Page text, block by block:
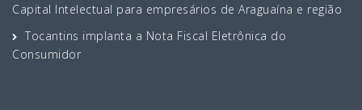
Capital Intelectual para empresários de Araguaína e região
Tocantins implanta a Nota Fiscal Eletrônica do
Consumidor